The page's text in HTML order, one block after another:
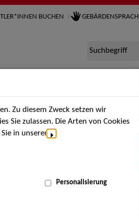
BUCHEN
Suchbegriff
Termine Portfolio
MENÜ
Zu diesem Zweck setzen wir
Sie zulassen. Die Arten von Cookies
in unserer
Personalisierung